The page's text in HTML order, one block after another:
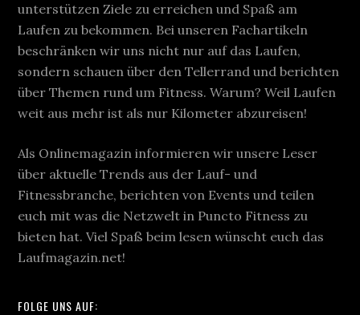
unterstützen Ziele zu erreichen und Spaß am
Laufen zu bekommen. Bei unseren Fachartikeln
beschränken wir uns nicht nur auf das Laufen,
sondern schauen über den Tellerrand und berichten
über Themen rund um Fitness. Warum? Weil Laufen
weit aus mehr ist als nur Kilometer abzureisen!
Als Onlinemagazin informieren wir unsere Leser
über aktuelle Trends aus der Lauf- und
Fitnessbranche, berichten von Events und teilen
euch mit was die Netzwelt in Puncto Fitness zu
bieten hat. Viel Spaß beim lesen wünscht euch das
Laufmagazin.net!
FOLGE UNS AUF: